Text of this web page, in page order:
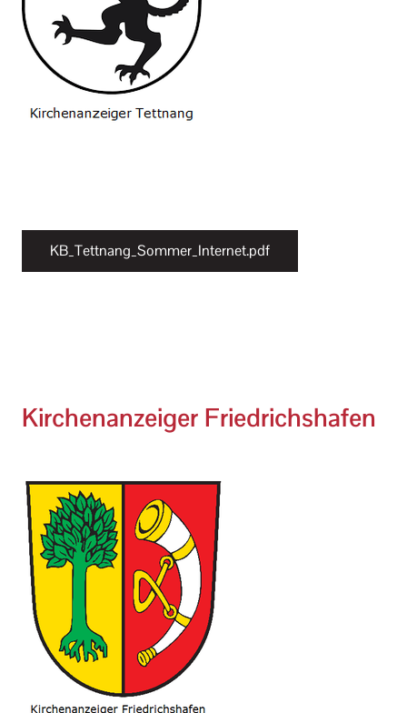
KB_Tettnang_Sommer_Internet.pdf
Kirchenanzeiger Friedrichshafen